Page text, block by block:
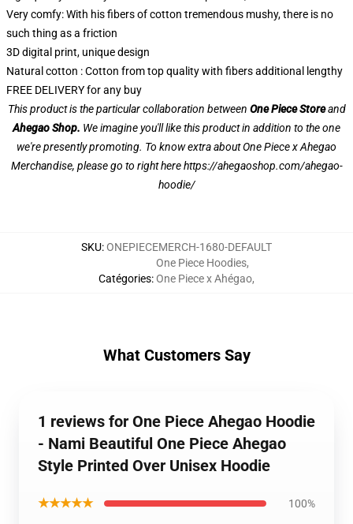
Very comfy: With his fibers of cotton tremendous mushy, there is no
such thing as a friction
3D digital print, unique design
Natural cotton : Cotton from top quality with fibers additional lengthy
FREE DELIVERY for any buy
This product is the particular collaboration between One Piece Storeand
Ahegao Shop. We imagine you'll like this product in addition to the one
we're presently promoting. To know extra about One Piece x Ahegao
Merchandise, please go to right herehttps://ahegaoshop.com/ahegao-
hoodie/
SKU:ONEPIECEMERCH-1680-DEFAULT
Catégories:
One Piece Hoodies,
One Piece x Ahégao,
What Customers Say
1 reviews for One Piece Ahegao Hoodie
- Nami Beautiful One Piece Ahegao
Style Printed Over Unisex Hoodie
★★★★★ 100%